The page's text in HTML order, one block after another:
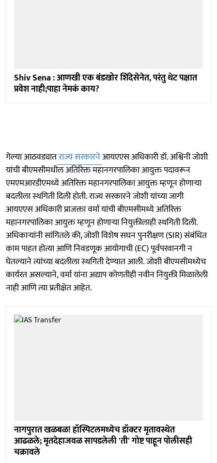
Shiv Sena : आणखी एक बंडखोर शिंदेसेनेत, परंतु थेट पक्षात
प्रवेश नाही;पाहा नेमकं काय?
गेल्या आठवड्यातराज्य सरकारनेआयएएस अधिकारी डॉ. अश्विनी जोशी
यांची बीएमसीमधील अतिरिक्त महानगरपालिका आयुक्त पदावरून
एमएमआरडीएमध्ये अतिरिक्त महानगरपालिका आयुक्त म्हणून होणाऱ्या
बदलीला स्थगिती दिली होती. राज्य सरकारने जोशी यांच्या जागी
आयएएस अधिकारी प्राजक्ता वर्मा यांची बीएमसीमध्ये अतिरिक्त
महानगरपालिका आयुक्त म्हणून होणाऱ्या नियुक्तीलाही स्थगिती दिली.
अधिकाऱ्यांनी सांगितले की, जोशी विशेष सघन पुनरीक्षण (SIR) संबंधित
काम पाहत होत्या आणि निवडणूक आयोगाची (EC) पूर्वपरवानगी न
घेतल्याने त्यांच्या बदलीला स्थगिती देण्यात आली. जोशी बीएमसीमध्येच
कार्यरत असल्याने, वर्मा यांना अद्याप कोणतीही नवीन नियुक्ती मिळालेली
नाही आणि त्या प्रतीक्षेत आहेत.
नागपुरात खळबळ! हॉस्पिटलमध्येच डॉक्टर मृतावस्थेत
आढळले; मृतदेहाजवळ सापडलेली 'ती' गोष्ट पाहून पोलीसही
चक्रावले